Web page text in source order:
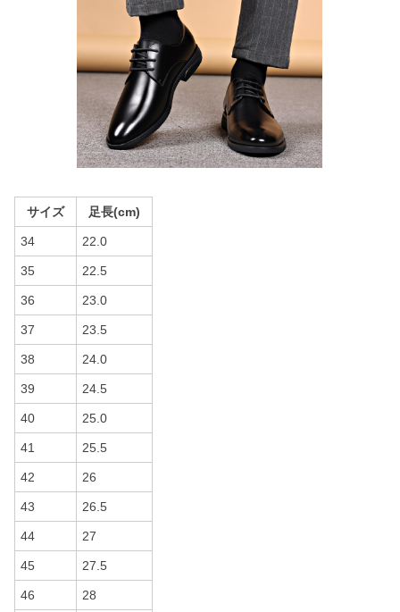
サイズ 足長(cm)
34 22.0
35 22.5
36 23.0
37 23.5
38 24.0
39 24.5
40 25.0
41 25.5
42 26
43 26.5
44 27
45 27.5
46 28